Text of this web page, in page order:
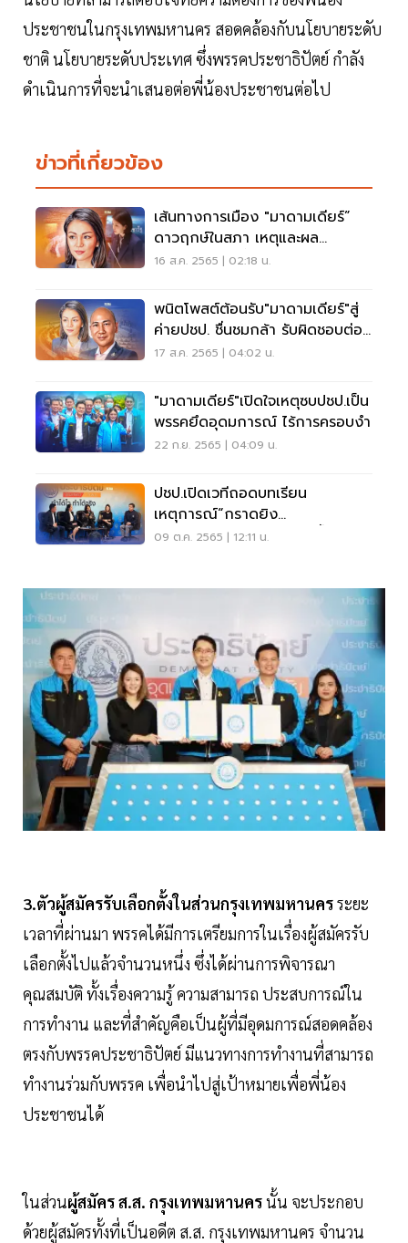
ประชาชนในกรุงเทพมหานคร สอดคล้องกับนโยบายระดับ
ชาติ นโยบายระดับประเทศ ซึ่งพรรคประชาธิปัตย์ กำลัง
ดำเนินการที่จะนำเสนอต่อพี่น้องประชาชนต่อไป
ข่าวที่เกี่ยวข้อง
เส้นทางการเมือง "มาดามเดียร์”
ดาวฤกษ์ในสภา เหตุและผล
ประชาชนเป็นที่ตั้ง
16 ส.ค. 2565 | 02:18 น.
พนิตโพสต์ต้อนรับ"มาดามเดียร์"สู่
ค่ายปชป. ชื่นชมกล้า รับผิดชอบต่อ
ประชาชน
17 ส.ค. 2565 | 04:02 น.
"มาดามเดียร์"เปิดใจเหตุซบปชป.เป็น
พรรคยึดอุดมการณ์ ไร้การครอบงำ
22 ก.ย. 2565 | 04:09 น.
ปชป.เปิดเวทีถอดบทเรียน
เหตุการณ์“กราดยิง
หนองบัวลำภู” ป้องกันเหตุซ้ำรอย
09 ต.ค. 2565 | 12:11 น.
3.ตัวผู้สมัครรับเลือกตั้งในส่วนกรุงเทพมหานครระยะ
เวลาที่ผ่านมา พรรคได้มีการเตรียมการในเรื่องผู้สมัครรับ
เลือกตั้งไปแล้วจำนวนหนึ่ง ซึ่งได้ผ่านการพิจารณา
คุณสมบัติ ทั้งเรื่องความรู้ ความสามารถ ประสบการณ์ใน
การทำงาน และที่สำคัญคือเป็นผู้ที่มีอุดมการณ์สอดคล้อง
ตรงกับพรรคประชาธิปัตย์ มีแนวทางการทำงานที่สามารถ
ทำงานร่วมกับพรรค เพื่อนำไปสู่เป้าหมายเพื่อพี่น้อง
ประชาชนได้
ในส่วนผู้สมัคร ส.ส. กรุงเทพมหานครนั้น จะประกอบ
ด้วยผู้สมัครทั้งที่เป็นอดีต ส.ส. กรุงเทพมหานคร จำนวน